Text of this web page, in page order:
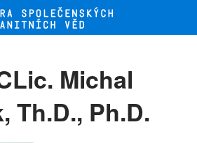
Michal
Th.D., Ph.D.